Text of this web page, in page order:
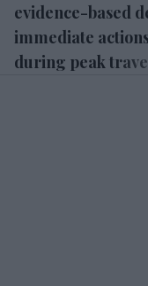
evidence-based
immediate
during peak